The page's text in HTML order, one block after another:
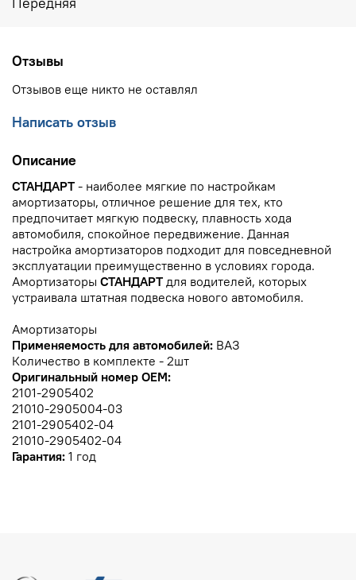
Отзывы
Отзывов еще никто не оставлял
Написать отзыв
Описание
СТАНДАРТ - наиболее мягкие по настройкам
амортизаторы, отличное решение для тех, кто
предпочитает мягкую подвеску, плавность хода
автомобиля, спокойное передвижение. Данная
настройка амортизаторов подходит для повседневной
эксплуатации преимущественно в условиях города.
Амортизаторы СТАНДАРТ для водителей, которых
устраивала штатная подвеска нового автомобиля.
Амортизаторы
Применяемость для автомобилей: ВАЗ
Количество в комплекте - 2шт
Оригинальный номер OEM:
2101-2905402
21010-2905004-03
2101-2905402-04
21010-2905402-04
Гарантия: 1 год